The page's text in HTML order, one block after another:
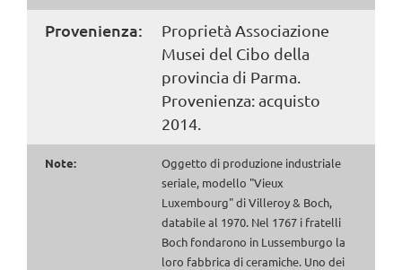
Provenienza:
Proprietà Associazione
Musei del Cibo della
provincia di Parma.
Provenienza: acquisto
2014.
Note:
Oggetto di produzione industriale
seriale, modello "Vieux
Luxembourg" di Villeroy & Boch,
databile al 1970. Nel 1767 i fratelli
Boch fondarono in Lussemburgo la
loro fabbrica di ceramiche. Uno dei